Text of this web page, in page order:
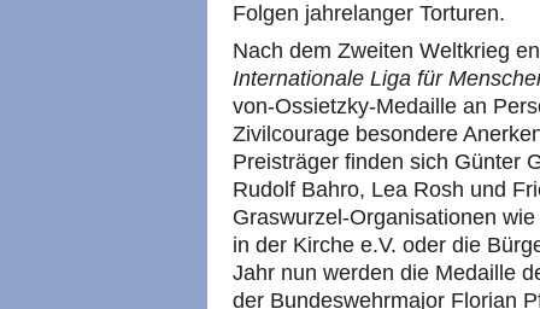
Folgen jahrelanger Torturen.
Nach dem Zweiten Weltkrieg
Internationale Liga für
von-Ossietzky-Medaille an
Zivilcourage besondere
Preisträger finden sich Günter
Rudolf Bahro, Lea Rosh und
Graswurzel-Organisationen
in der Kirche e.V. oder die
Jahr nun werden die Medaille
der Bundeswehrmajor Florian